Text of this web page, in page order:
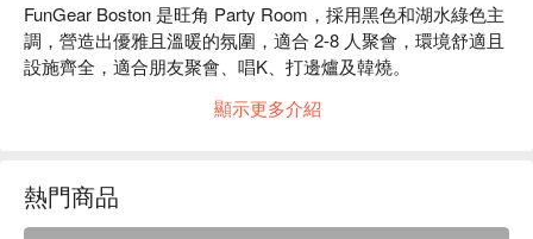
FunGear Boston 是旺角 Party Room，採用黑色和湖水綠色主
調，營造出優雅且溫暖的氛圍，適合 2-8 人聚會，環境舒適且
設施齊全，適合朋友聚會、唱K、打邊爐及韓燒。
款桌遊、Switch、Poker、Netflix、打邊爐、韓燒
顯示更多介紹
熱門商品